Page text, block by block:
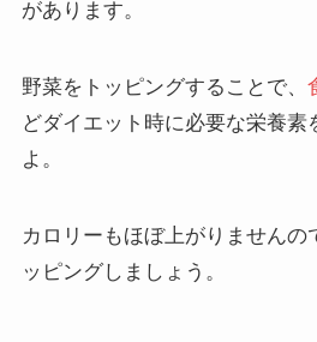
があります。
野菜をトッピングすることで、
どダイエット時に必要な栄養素
よ。
カロリーもほぼ上がりませんの
ッピングしましょう。